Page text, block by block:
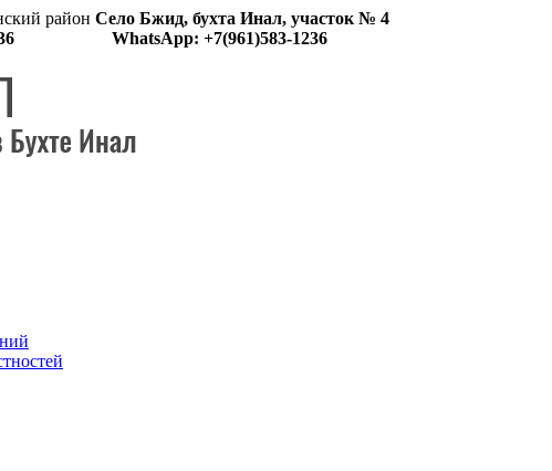
район Село Бжид, бухта Инал, участок № 4
WhatsApp: +7(961)583-1236